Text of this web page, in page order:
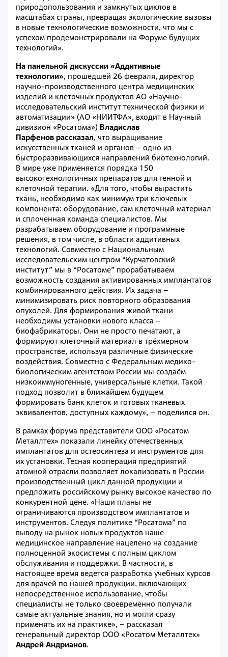
природопользования и замкнутых циклов в
масштабах страны, превращая экологические вызовы
в новые технологические возможности, что мы с
успехом продемонстрировали на Форуме будущих
технологий».
На панельной дискуссии «Аддитивные
технологии», прошедшей 26 февраля, директор
научно-производственного центра медицинских
изделий и клеточных продуктов АО «Научно-
исследовательский институт технической физики и
автоматизации» (АО «НИИТФА», входит в Научный
дивизион «Росатома») Владислав
Парфенов рассказал, что выращивание
искусственных тканей и органов – одно из
быстроразвивающихся направлений биотехнологий.
В мире уже применяется порядка 150
высокотехнологичных препаратов для генной и
клеточной терапии. «Для того, чтобы вырастить
ткань, необходимо как минимум три ключевых
компонента: оборудование, сам клеточный материал
и сплоченная команда специалистов. Мы
разрабатываем оборудование и программные
решения, в том числе, в области аддитивных
технологий. Совместно с Национальным
исследовательским центром “Курчатовский
институт” мы в “Росатоме” прорабатываем
возможность создания активированных имплантатов
комбинированного действия. Их задача –
минимизировать риск повторного образования
опухолей. Для формирования живой ткани
необходимы установки нового класса –
биофабрикаторы. Они не просто печатают, а
формируют клеточный материал в трёхмерном
пространстве, используя различные физические
воздействия. Совместно с Федеральным медико-
биологическим агентством России мы создаём
низкоиммуногенные, универсальные клетки. Такой
подход позволит в ближайшем будущем
формировать банк клеток и готовых тканевых
эквивалентов, доступных каждому», – поделился он.
В рамках форума представители ООО «Росатом
Металлтех» показали линейку отечественных
имплантатов для остеосинтеза и инструментов для
их установки. Тесная кооперация предприятий
атомной отрасли позволяет локализовать в России
производственный цикл данной продукции и
предложить российскому рынку высокое качество по
конкурентной цене. «Наши планы не
ограничиваются производством имплантатов и
инструментов. Следуя политике “Росатома” по
выводу на рынок новых продуктов наше
медицинское направление нацелено на создание
полноценной экосистемы с полным циклом
обслуживания и поддержки. В частности, в
настоящее время ведется разработка учебных курсов
для врачей по нашей продукции, включающих
непосредственное использование, чтобы
специалисты не только своевременно получали
самые актуальные знания, но и могли сразу
применять их на практике», – рассказал
генеральный директор ООО «Росатом Металлтех»
Андрей Андрианов.